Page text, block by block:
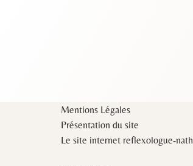
Mentions Légales
Présentation du site
Le site internet reflexologue-